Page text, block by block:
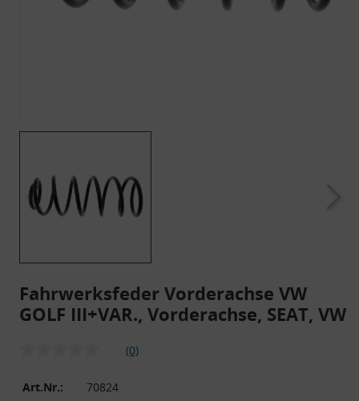
Fahrwerksfeder Vorderachse VW
GOLF III+VAR., Vorderachse, SEAT, VW
(0)
Art.Nr.:
70824